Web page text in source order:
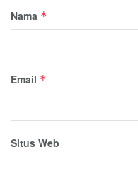
Nama *
Email *
Situs Web